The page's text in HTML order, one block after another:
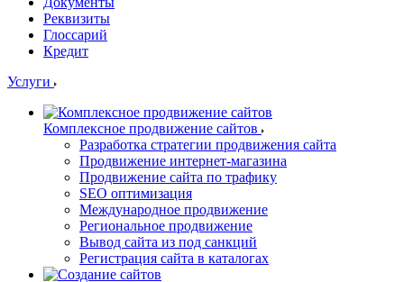
Реквизиты
Глоссарий
Кредит
Услуги
Комплексное продвижение сайтов
Разработка стратегии продвижения сайта
Продвижение интернет-магазина
Продвижение сайта по трафику
SEO оптимизация
Международное продвижение
Региональное продвижение
Вывод сайта из под санкций
Регистрация сайта в каталогах